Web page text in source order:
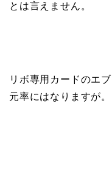
とは言えません。
リボ専用カードのエ
元率にはなりますが。